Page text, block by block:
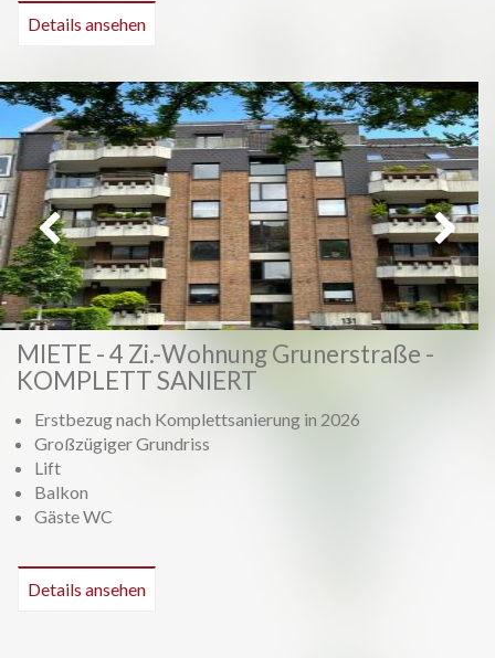
Details ansehen
Vorheriges
MIETE - 4 Zi.-Wohnung Grunerstraße -
KOMPLETT SANIERT
Erstbezug nach Komplettsanierung in 2026
Großzügiger Grundriss
Lift
Balkon
Gäste WC
Details ansehen